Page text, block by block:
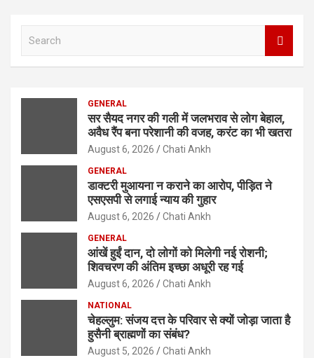
GENERAL
सर सैयद नगर की गली में जलभराव से लोग बेहाल,
अवैध रैंप बना परेशानी की वजह, करंट का भी खतरा
August 6, 2026 Chati Ankh
GENERAL
डाक्टरी मुआयना न कराने का आरोप, पीड़ित ने
एसएसपी से लगाई न्याय की गुहार
August 6, 2026 Chati Ankh
GENERAL
आंखें हुईं दान, दो लोगों को मिलेगी नई रोशनी;
शिवचरण की अंतिम इच्छा अधूरी रह गई
August 6, 2026 Chati Ankh
NATIONAL
चेहल्लुम: संजय दत्त के परिवार से क्यों जोड़ा जाता है
हुसैनी ब्राह्मणों का संबंध?
August 5, 2026 Chati Ankh